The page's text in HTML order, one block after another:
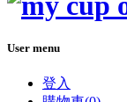
User menu
登入